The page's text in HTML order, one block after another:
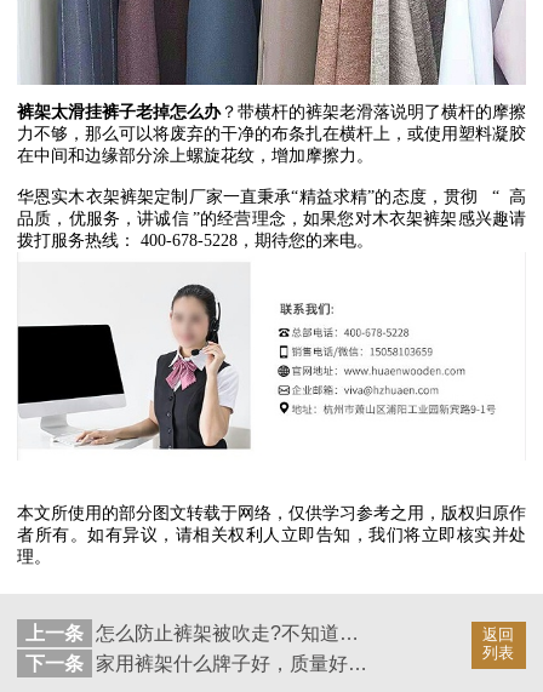
裤架太滑挂裤子老掉怎么办？带横杆的裤架老滑落说明了横杆的摩擦
力不够，那么可以将废弃的干净的布条扎在横杆上，或使用塑料凝胶
在中间和边缘部分涂上螺旋花纹，增加摩擦力。
华恩实木衣架裤架定制厂家一直秉承“精益求精”的态度，贯彻 “ 高
品质，优服务，讲诚信 ”的经营理念，如果您对木衣架裤架感兴趣请
拨打服务热线：
400-678-5228 ，期待您的来电。
本文所使用的部分图文转载于网络，仅供学习参考之用，版权归原作
者所有。如有异议，请相关权利人立即告知，我们将立即核实并处
理。
返回
列表
上一条
怎么防止裤架被吹走?不知道的知道的都进来看看【华恩】
下一条
家用裤架什么牌子好，质量好才是真的好【华恩】